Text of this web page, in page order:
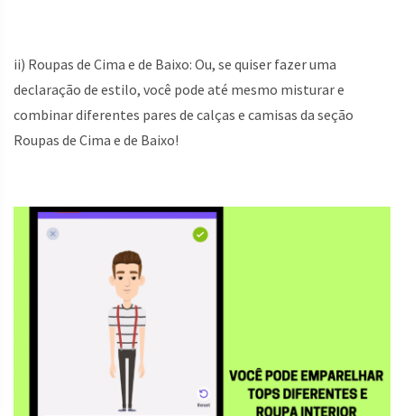
ii) Roupas de Cima e de Baixo: Ou, se quiser fazer uma
declaração de estilo, você pode até mesmo misturar e
combinar diferentes pares de calças e camisas da seção
Roupas de Cima e de Baixo!